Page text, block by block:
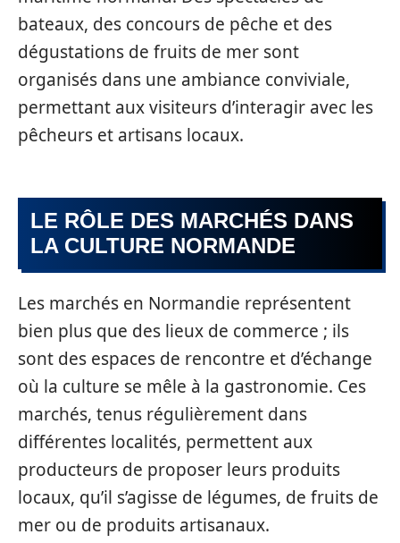
bateaux, des concours de pêche et des
dégustations de fruits de mer sont
organisés dans une ambiance conviviale,
permettant aux visiteurs d’interagir avec les
pêcheurs et artisans locaux.
LE RÔLE DES MARCHÉS DANS
LA CULTURE NORMANDE
Les marchés en Normandie représentent
bien plus que des lieux de commerce ; ils
sont des espaces de rencontre et d’échange
où la culture se mêle à la gastronomie. Ces
marchés, tenus régulièrement dans
différentes localités, permettent aux
producteurs de proposer leurs produits
locaux, qu’il s’agisse de légumes, de fruits de
mer ou de produits artisanaux.